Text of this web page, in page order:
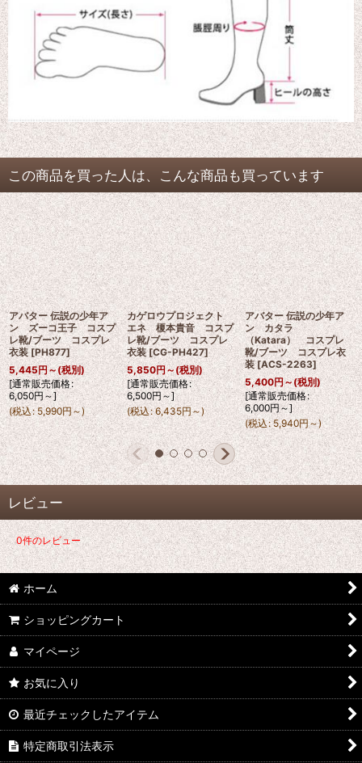
この商品を買った人は、こんな商品も買っています
アバター 伝説の少年ア
ン ズーコ王子 コスプ
レ靴/ブーツ コスプレ
衣装 [PH877]
5,445円～(税別)
[通常販売価格:
6,050円～]
(税込: 5,990円～)
カゲロウプロジェクト
エネ 榎本貴音 コスプ
レ靴/ブーツ コスプレ
衣装 [CG-PH427]
5,850円～(税別)
[通常販売価格:
6,500円～]
(税込: 6,435円～)
アバター 伝説の少年ア
ン カタラ
（Katara） コスプレ
靴/ブーツ コスプレ衣
装 [ACS-2263]
5,400円～(税別)
[通常販売価格:
6,000円～]
(税込: 5,940円～)
レビュー
0件のレビュー
ホーム
ショッピングカート
マイページ
お気に入り
最近チェックしたアイテム
特定商取引法表示